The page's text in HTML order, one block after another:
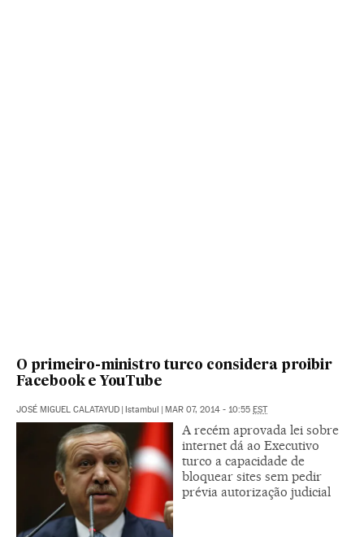
O primeiro-ministro turco considera proibir
Facebook e YouTube
JOSÉ MIGUEL CALATAYUD | Istambul | MAR 07, 2014 - 10:55 EST
A recém aprovada lei sobre
internet dá ao Executivo
turco a capacidade de
bloquear sites sem pedir
prévia autorização judicial